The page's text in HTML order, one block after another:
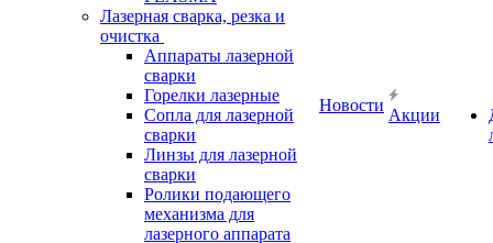
Лазерная сварка, резка и
очистка
Аппараты лазерной
сварки
Горелки лазерные
Сопла для лазерной
сварки
Линзы для лазерной
сварки
Ролики подающего
механизма для
лазерного аппарата
Новости
Акции